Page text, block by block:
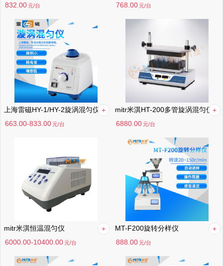
832.00 元/台
768.00 元/台
上海雷磁HY-1/HY-2旋涡混匀仪
663.00-833.00 元/台
mitr米淇HT-200多管旋涡混匀仪
6880.00 元/台
mitr米淇恒温混匀仪
6000.00-10400.00 元/台
MT-F200旋转分样仪
888.00 元/台